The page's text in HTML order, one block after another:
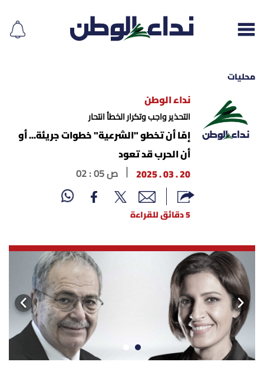
إقرأ الجريدة
لبنان
محليات
أسرار
متفرقات
نداء القرّاء
محليات
نداء الوطن
التحذير واجب وتكرار الخطأ انتحار
إمّا أن تخطو "الشرعية" خطوات جريئة... أو
أن الحرب قد تعود
20 . 03 . 2025
02 : 05 ص
5 دقائق للقراءة